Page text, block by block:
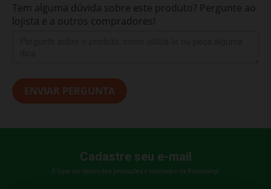
Tem alguma dúvida sobre este produto? Pergunte ao
lojista e a outros compradores!
ENVIAR PERGUNTA
Cadastre seu e-mail
E fique por dentro das promoções e novidades da Bumerang!